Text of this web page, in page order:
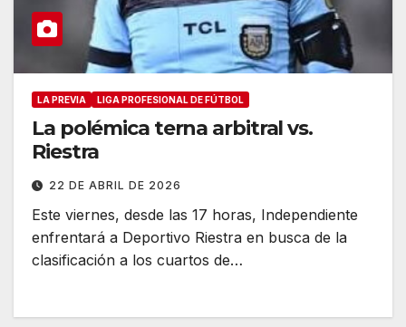
LA PREVIA LIGA PROFESIONAL DE FÚTBOL
La polémica terna arbitral vs.
Riestra
22 DE ABRIL DE 2026
Este viernes, desde las 17 horas, Independiente
enfrentará a Deportivo Riestra en busca de la
clasificación a los cuartos de…